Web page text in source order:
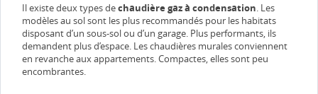
Il existe deux types dechaudière gaz à condensation. Les
modèles au sol sont les plus recommandés pour les habitats
disposant d’un sous-sol ou d’un garage. Plus performants, ils
demandent plus d’espace. Les chaudières murales conviennent
en revanche aux appartements. Compactes, elles sont peu
encombrantes.